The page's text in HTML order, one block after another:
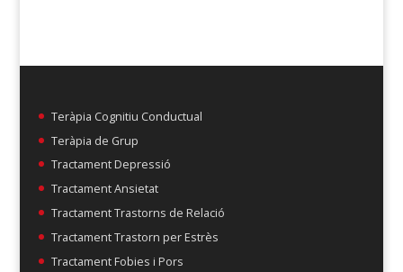
Teràpia Cognitiu Conductual
Teràpia de Grup
Tractament Depressió
Tractament Ansietat
Tractament Trastorns de Relació
Tractament Trastorn per Estrès
Tractament Fobies i Pors